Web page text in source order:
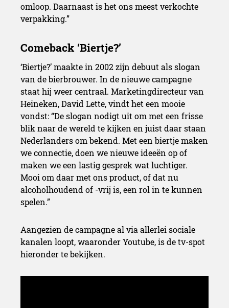
omloop. Daarnaast is het ons meest verkochte
verpakking.”
‘Biertje?’ maakte in 2002 zijn debuut als slogan
van de bierbrouwer. In de nieuwe campagne
staat hij weer centraal. Marketingdirecteur van
Heineken, David Lette, vindt het een mooie
vondst: “De slogan nodigt uit om met een frisse
blik naar de wereld te kijken en juist daar staan
Nederlanders om bekend. Met een biertje maken
we connectie, doen we nieuwe ideeën op of
maken we een lastig gesprek wat luchtiger.
Mooi om daar met ons product, of dat nu
alcoholhoudend of -vrij is, een rol in te kunnen
spelen.”
Aangezien de campagne al via allerlei sociale
kanalen loopt, waaronder Youtube, is de tv-spot
hieronder te bekijken.